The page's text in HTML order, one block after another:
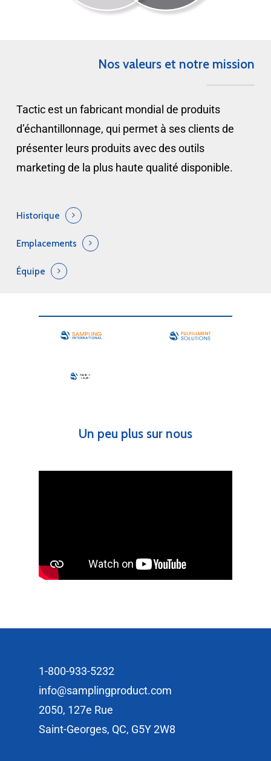
Nos valeurs et notre mission
Tactic est un fabricant mondial de produits
d’échantillonnage, qui permet à ses clients de
présenter leurs produits avec des outils
marketing de la plus haute qualité disponible.
Historique
Emplacements
Équipe
Un peu plus sur nous
1-800-933-5232
info@samplingproduct.com
2050, 127e Rue
Saint-Georges, QC, G5Y 2W8
Équipe
Carrières
Postulez maintenant
Services
Contact
Pour nous joindre